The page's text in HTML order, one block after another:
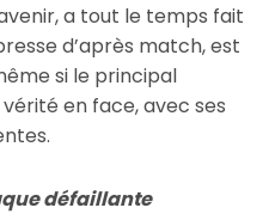
a tout le temps fait
d’après match, est
si le principal
en face, avec ses
défaillante